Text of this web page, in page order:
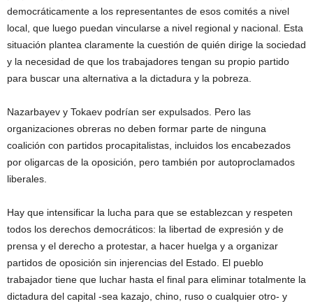
democráticamente a los representantes de esos comités a nivel
local, que luego puedan vincularse a nivel regional y nacional. Esta
situación plantea claramente la cuestión de quién dirige la sociedad
y la necesidad de que los trabajadores tengan su propio partido
para buscar una alternativa a la dictadura y la pobreza.
Nazarbayev y Tokaev podrían ser expulsados. Pero las
organizaciones obreras no deben formar parte de ninguna
coalición con partidos procapitalistas, incluidos los encabezados
por oligarcas de la oposición, pero también por autoproclamados
liberales.
Hay que intensificar la lucha para que se establezcan y respeten
todos los derechos democráticos: la libertad de expresión y de
prensa y el derecho a protestar, a hacer huelga y a organizar
partidos de oposición sin injerencias del Estado. El pueblo
trabajador tiene que luchar hasta el final para eliminar totalmente la
dictadura del capital -sea kazajo, chino, ruso o cualquier otro- y